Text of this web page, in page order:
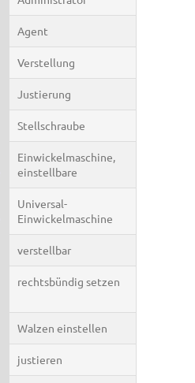
Agent
Verstellung
Justierung
Stellschraube
Einwickelmaschine,
einstellbare
Universal-
Einwickelmaschine
verstellbar
rechtsbündig setzen
Walzen einstellen
justieren